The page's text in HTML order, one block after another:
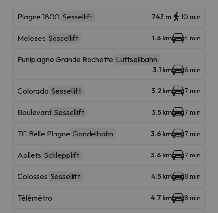
Plagne 1800 Sessellift 743 m 10 min
Melezes Sessellift 1.6 km 4 min
Funiplagne Grande Rochette Luftseilbahn
3.1 km 6 min
Colorado Sessellift 3.2 km 7 min
Boulevard Sessellift 3.5 km 7 min
TC Belle Plagne Gondelbahn 3.6 km 7 min
Aollets Schlepplift 3.6 km 7 min
Colosses Sessellift 4.5 km 8 min
Télémétro 4.7 km 8 min